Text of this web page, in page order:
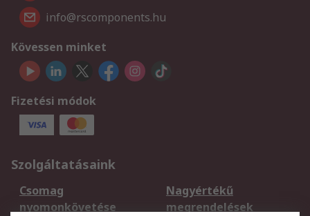
info@rscomponents.hu
Kövessen minket
Fizetési módok
Szolgáltatásaink
Csomag
nyomonkövetése
Nagyértékű
megrendelések